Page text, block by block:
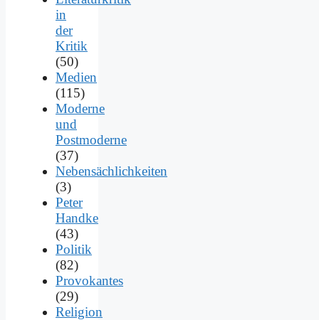
in
der
Kritik
(50)
Medien
(115)
Moderne
und
Postmoderne
(37)
Nebensächlichkeiten
(3)
Peter
Handke
(43)
Politik
(82)
Provokantes
(29)
Religion